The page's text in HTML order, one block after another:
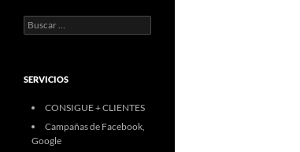
Buscar:
SERVICIOS
CONSIGUE + CLIENTES
Campañas de Facebook,
Google